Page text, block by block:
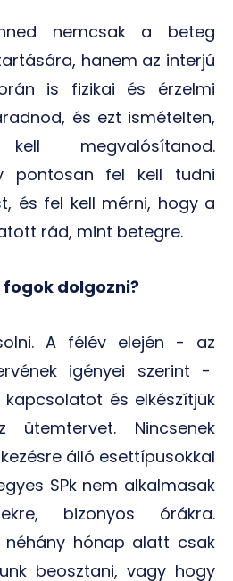
nemcsak a beteg
hanem az interjú
is fizikai és érzelmi
és ezt ismételten,
kell megvalósítanod.
pontosan fel kell tudni
és fel kell mérni, hogy a
rád, mint betegre.
dolgozni?
A félév elején - az
igényei szerint -
és elkészítjük
Nincsenek
álló esettípusokkal
SPk nem alkalmasak
bizonyos órákra.
néhány hónap alatt csak
beosztani, vagy hogy